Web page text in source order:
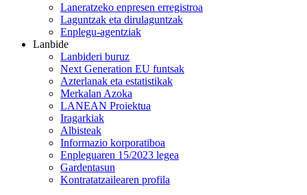
Laneratzeko enpresen erregistroa
Laguntzak eta dirulaguntzak
Enplegu-agentziak
Lanbide
Lanbideri buruz
Next Generation EU funtsak
Azterlanak eta estatistikak
Merkalan Azoka
LANEAN Proiektua
Iragarkiak
Albisteak
Informazio korporatiboa
Enpleguaren 15/2023 legea
Gardentasun
Kontratatzailearen profila